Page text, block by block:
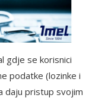
gdje se korisnici
podatke (lozinke i
daju pristup svojim